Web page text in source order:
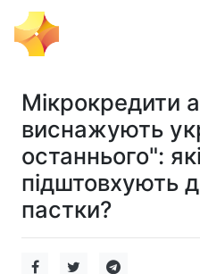
Мікрокредити
виснажують
останнього":
підштовхують
пастки?